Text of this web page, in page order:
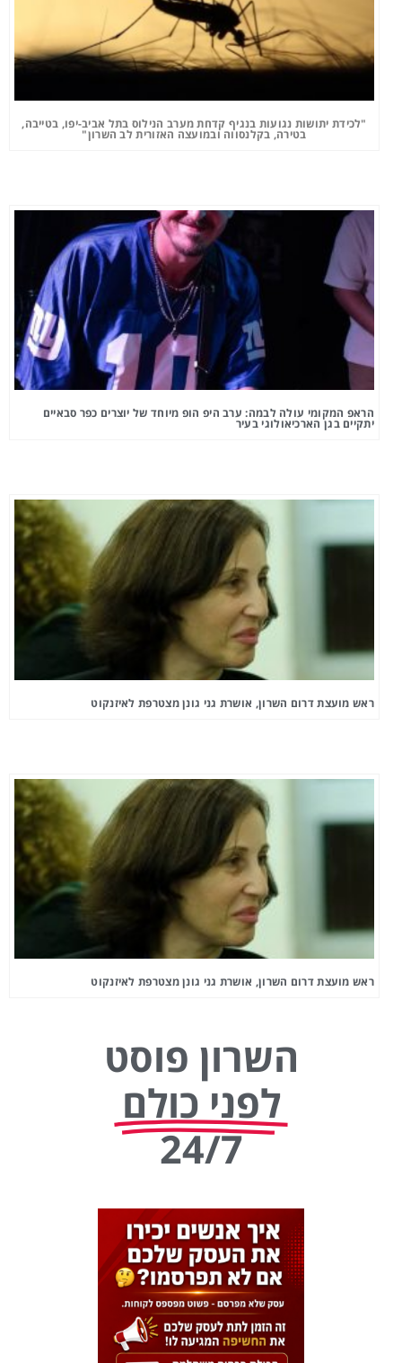
"לכידת יתושות נגועות בנגיף קדחת מערב הנילוס בתל אביב-יפו, בטייבה,
בטירה, בקלנסווה ובמועצה האזורית לב השרון"
הראפ המקומי עולה לבמה: ערב היפ הופ מיוחד של יוצרים כפר סבאיים
יתקיים בגן הארכיאולוגי בעיר
ראש מועצת דרום השרון, אושרת גני גונן מצטרפת לאיזנקוט
ראש מועצת דרום השרון, אושרת גני גונן מצטרפת לאיזנקוט
השרון פוסט
לפני כולם
24/7